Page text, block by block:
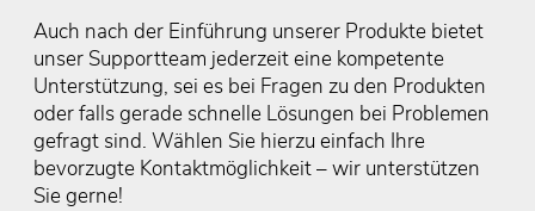
Auch nach der Einführung unserer Produkte bietet
unser Supportteam jederzeit eine kompetente
Unterstützung, sei es bei Fragen zu den Produkten
oder falls gerade schnelle Lösungen bei Problemen
gefragt sind. Wählen Sie hierzu einfach Ihre
bevorzugte Kontaktmöglichkeit – wir unterstützen
Sie gerne!